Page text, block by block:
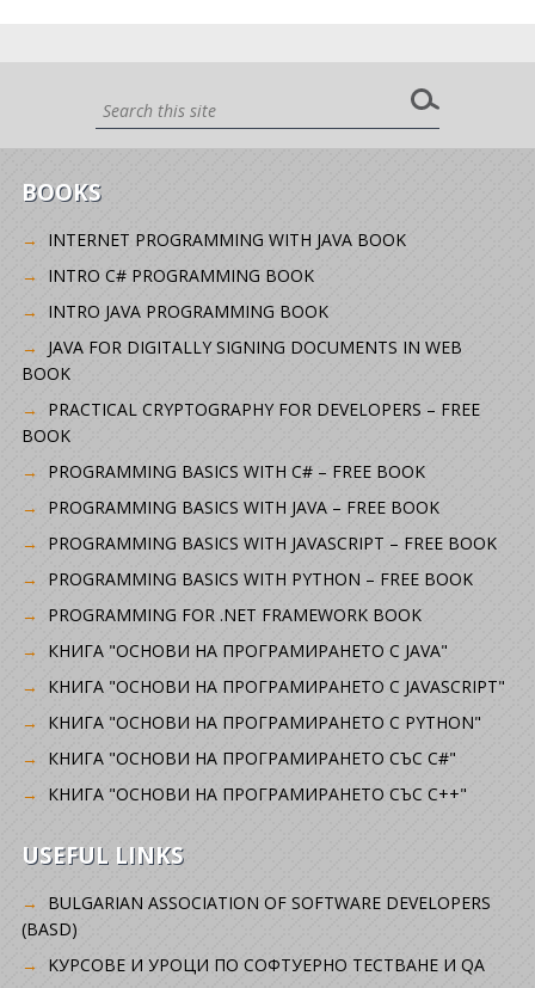
BOOKS
INTERNET PROGRAMMING WITH JAVA BOOK
INTRO C# PROGRAMMING BOOK
INTRO JAVA PROGRAMMING BOOK
JAVA FOR DIGITALLY SIGNING DOCUMENTS IN WEB
BOOK
PRACTICAL CRYPTOGRAPHY FOR DEVELOPERS – FREE
BOOK
PROGRAMMING BASICS WITH C# – FREE BOOK
PROGRAMMING BASICS WITH JAVA – FREE BOOK
PROGRAMMING BASICS WITH JAVASCRIPT – FREE BOOK
PROGRAMMING BASICS WITH PYTHON – FREE BOOK
PROGRAMMING FOR .NET FRAMEWORK BOOK
КНИГА "ОСНОВИ НА ПРОГРАМИРАНЕТО С JAVA"
КНИГА "ОСНОВИ НА ПРОГРАМИРАНЕТО С JAVASCRIPT"
КНИГА "ОСНОВИ НА ПРОГРАМИРАНЕТО С PYTHON"
КНИГА "ОСНОВИ НА ПРОГРАМИРАНЕТО СЪС C#"
КНИГА "ОСНОВИ НА ПРОГРАМИРАНЕТО СЪС C++"
USEFUL LINKS
BULGARIAN ASSOCIATION OF SOFTWARE DEVELOPERS
(BASD)
KУРСОВЕ И УРОЦИ ПО СОФТУЕРНО ТЕСТВАНЕ И QA